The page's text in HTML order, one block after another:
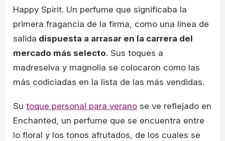
Happy Spirit. Un perfume que significaba la
primera fragancia de la firma, como una línea de
salida dispuesta a arrasar en la carrera del
mercado más selecto. Sus toques a
madreselva y magnolia se colocaron como las
más codiciadas en la lista de las más vendidas.
Su toque personal para verano se ve reflejado en
Enchanted, un perfume que se encuentra entre
lo floral y los tonos afrutados, de los cuales se